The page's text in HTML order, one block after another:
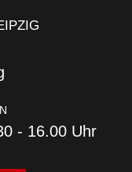
- 16.00 Uhr